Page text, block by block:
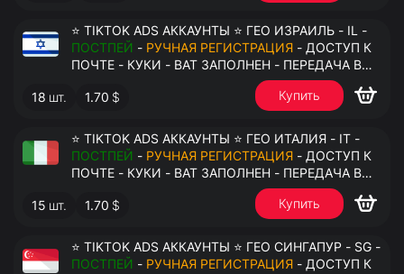
⭐ TIKTOK ADS АККАУНТЫ ⭐ ГЕО ИЗРАИЛЬ - IL -
ПОСТПЕЙ - РУЧНАЯ РЕГИСТРАЦИЯ - ДОСТУП К
ПОЧТЕ - КУКИ - ВАТ ЗАПОЛНЕН - ПЕРЕДАЧА В
18 шт. 1.70 $ Купить
⭐ TIKTOK ADS АККАУНТЫ ⭐ ГЕО ИТАЛИЯ - IT -
ПОСТПЕЙ - РУЧНАЯ РЕГИСТРАЦИЯ - ДОСТУП К
ПОЧТЕ - КУКИ - ВАТ ЗАПОЛНЕН - ПЕРЕДАЧА В
15 шт. 1.70 $ Купить
⭐ TIKTOK ADS АККАУНТЫ ⭐ ГЕО СИНГАПУР - SG -
ПОСТПЕЙ - РУЧНАЯ РЕГИСТРАЦИЯ - ДОСТУП К